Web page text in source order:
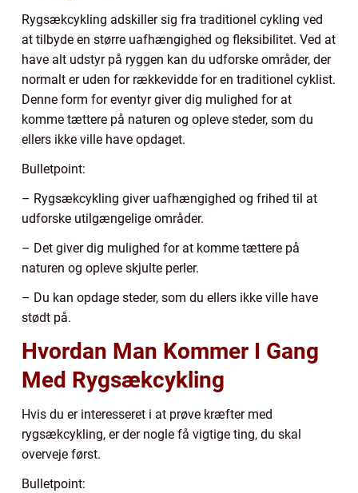
Rygsækcykling adskiller sig fra traditionel cykling ved
at tilbyde en større uafhængighed og fleksibilitet. Ved at
have alt udstyr på ryggen kan du udforske områder, der
normalt er uden for rækkevidde for en traditionel cyklist.
Denne form for eventyr giver dig mulighed for at
komme tættere på naturen og opleve steder, som du
ellers ikke ville have opdaget.
Bulletpoint:
– Rygsækcykling giver uafhængighed og frihed til at
udforske utilgængelige områder.
– Det giver dig mulighed for at komme tættere på
naturen og opleve skjulte perler.
– Du kan opdage steder, som du ellers ikke ville have
stødt på.
Hvordan Man Kommer I Gang
Med Rygsækcykling
Hvis du er interesseret i at prøve kræfter med
rygsækcykling, er der nogle få vigtige ting, du skal
overveje først.
Bulletpoint: